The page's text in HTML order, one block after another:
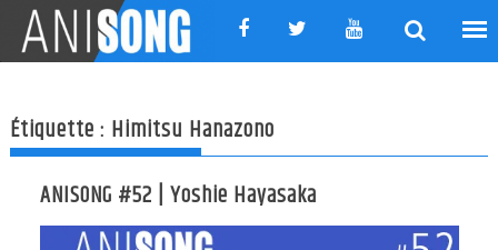
content
Étiquette : Himitsu Hanazono
ANISONG #52 | Yoshie Hayasaka